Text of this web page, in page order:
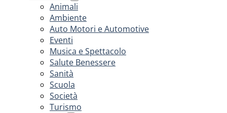
Animali
Ambiente
Auto Motori e Automotive
Eventi
Musica e Spettacolo
Salute Benessere
Sanità
Scuola
Società
Turismo